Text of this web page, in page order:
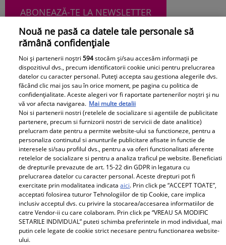
ABONEAZĂ-TE LA NEWSLETTER
Urmărește-ne pe Facebook Like
Pariază responsabil! Decizia ONJN nr. 821/25.09.2025.
Jocurile de noroc sunt interzise minorilor.
Despre Unica.ro
Publicitate
Echipa Unica.ro
Știri
GSP
Avantaje
Nouă ne pasă ca datele tale personale să
rămână confidențiale
Noi și partenerii noștri594stocăm și/sau accesăm informații pe
dispozitivul dvs., precum identificatorii cookie unici pentru prelucrarea
datelor cu caracter personal. Puteți accepta sau gestiona alegerile dvs.
făcând clic mai jos sau în orice moment, pe pagina cu politica de
confidențialitate. Aceste alegeri vor fi raportate partenerilor noștri și nu
vă vor afecta navigarea. Mai multe detalii
Noi si partenerii nostri (retelele de socializare si agentiile de publicitate
partenere, precum si furnizorii nostri de servicii de date analitice)
prelucram date pentru a permite website-ului sa functioneze, pentru a
personaliza continutul si anunturile publicitare afisate in functie de
interesele si/sau profilul dvs., pentru a va oferi functionalitati aferente
retelelor de socializare si pentru a analiza traficul pe website. Beneficiati
de drepturile prevazute de art. 15-22 din GDPR in legatura cu
prelucrarea datelor cu caracter personal. Aceste drepturi pot fi
exercitate prin modalitatea indicataaici. Prin click pe “ACCEPT TOATE”,
acceptati folosirea tuturor Tehnologiilor de tip Cookie, care implica
inclusiv acceptul dvs. cu privire la stocarea/accesarea informatiilor de
catre Vendor-ii cu care colaboram. Prin click pe “VREAU SA MODIFIC
SETARILE INDIVIDUAL” puteti schimba preferintele in mod individual, mai
putin cele legate de cookie strict necesare pentru functionarea website-
ului.